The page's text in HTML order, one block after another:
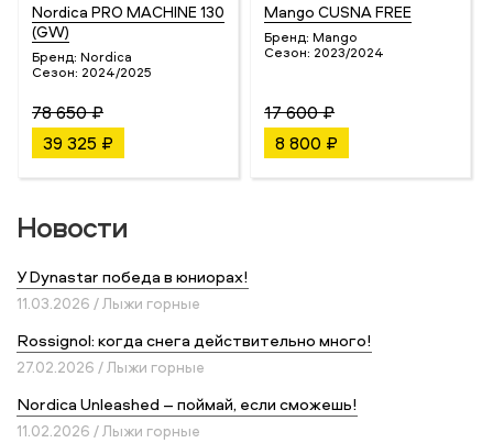
Nordica PRO MACHINE 130
(GW)
Бренд: Nordica
Сезон: 2024/2025
78 650 ₽
39 325 ₽
Mango CUSNA FREE
Бренд: Mango
Сезон: 2023/2024
17 600 ₽
8 800 ₽
Новости
У Dynastar победа в юниорах!
11.03.2026 / Лыжи горные
Rossignol: когда снега действительно много!
27.02.2026 / Лыжи горные
Nordica Unleashed – поймай, если сможешь!
11.02.2026 / Лыжи горные